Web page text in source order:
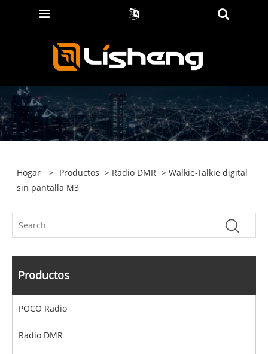
Hogar > Productos > Radio DMR > Walkie-Talkie digital
sin pantalla M3
Productos
POCO Radio
Radio DMR